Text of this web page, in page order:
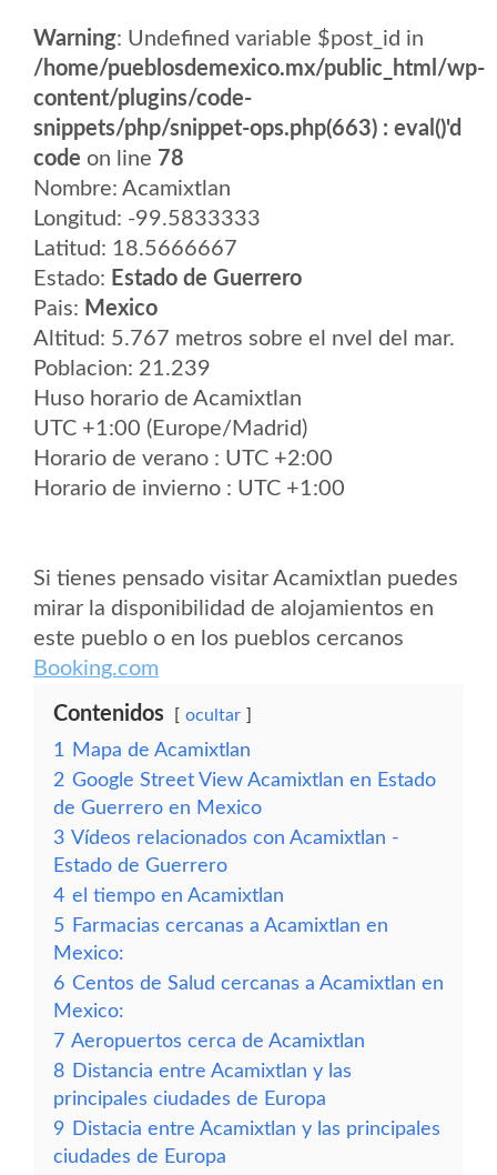
Warning: Undefined variable $post_id in
/home/pueblosdemexico.mx/public_html/wp-
content/plugins/code-
snippets/php/snippet-ops.php(663) : eval()'d
code on line 78
Nombre: Acamixtlan
Longitud: -99.5833333
Latitud: 18.5666667
Estado: Estado de Guerrero
Pais: Mexico
Altitud: 5.767 metros sobre el nvel del mar.
Poblacion: 21.239
Huso horario de Acamixtlan
UTC +1:00 (Europe/Madrid)
Horario de verano : UTC +2:00
Horario de invierno : UTC +1:00
Si tienes pensado visitar Acamixtlan puedes
mirar la disponibilidad de alojamientos en
este pueblo o en los pueblos cercanos
Booking.com
Contenidos ocultar
1
Mapa de Acamixtlan
2 Google Street View Acamixtlan en Estado
de Guerrero en Mexico
3 Vídeos relacionados con Acamixtlan -
Estado de Guerrero
4 el tiempo en Acamixtlan
5 Farmacias cercanas a Acamixtlan en
Mexico:
6 Centos de Salud cercanas a Acamixtlan en
Mexico:
7 Aeropuertos cerca de Acamixtlan
8 Distancia entre Acamixtlan y las
principales ciudades de Europa
9 Distacia entre Acamixtlan y las principales
ciudades de Europa